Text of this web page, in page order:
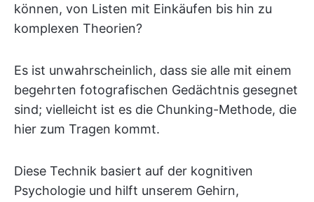
können, von Listen mit Einkäufen bis hin zu
komplexen Theorien?
Es ist unwahrscheinlich, dass sie alle mit einem
begehrten fotografischen Gedächtnis gesegnet
sind; vielleicht ist es die Chunking-Methode, die
hier zum Tragen kommt.
Diese Technik basiert auf der kognitiven
Psychologie und hilft unserem Gehirn,